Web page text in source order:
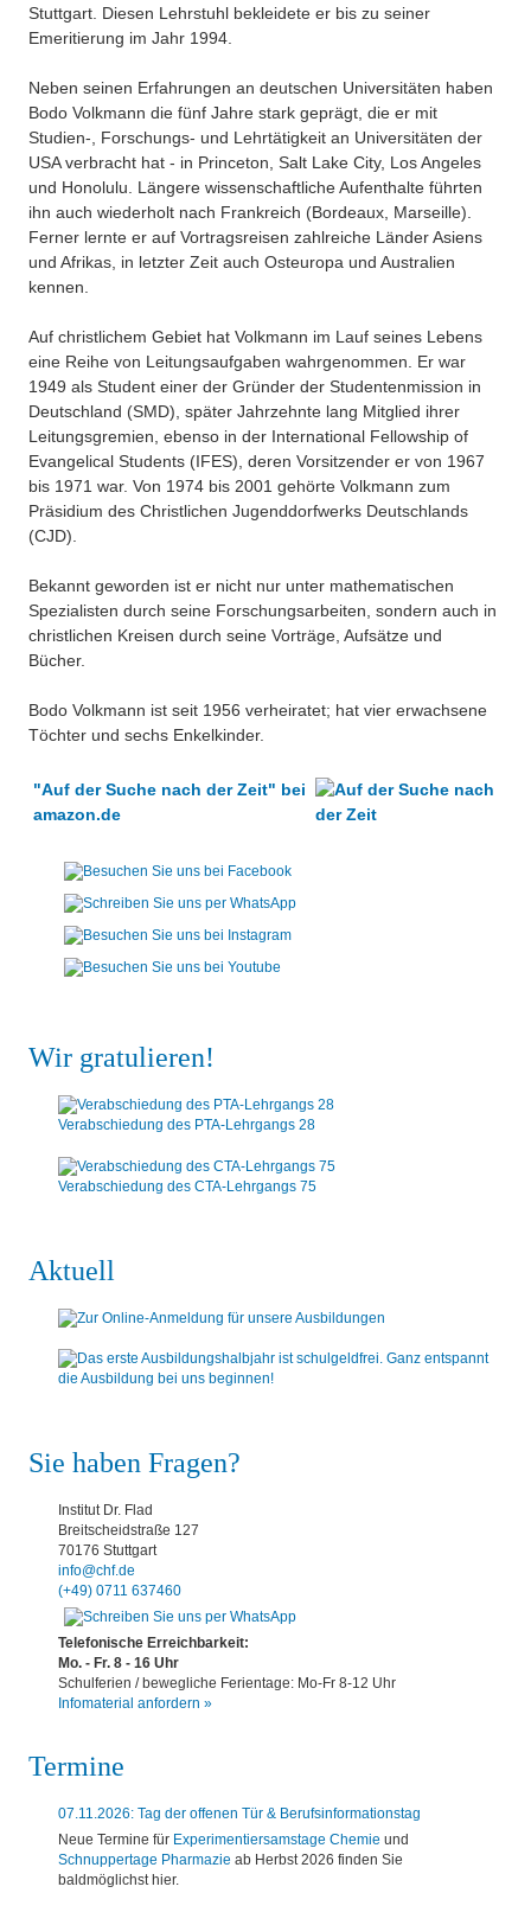
Stuttgart. Diesen Lehrstuhl bekleidete er bis zu seiner
Emeritierung im Jahr 1994.
Neben seinen Erfahrungen an deutschen Universitäten haben
Bodo Volkmann die fünf Jahre stark geprägt, die er mit
Studien-, Forschungs- und Lehrtätigkeit an Universitäten der
USA verbracht hat - in Princeton, Salt Lake City, Los Angeles
und Honolulu. Längere wissenschaftliche Aufenthalte führten
ihn auch wiederholt nach Frankreich (Bordeaux, Marseille).
Ferner lernte er auf Vortragsreisen zahlreiche Länder Asiens
und Afrikas, in letzter Zeit auch Osteuropa und Australien
kennen.
Auf christlichem Gebiet hat Volkmann im Lauf seines Lebens
eine Reihe von Leitungsaufgaben wahrgenommen. Er war
1949 als Student einer der Gründer der Studentenmission in
Deutschland (SMD), später Jahrzehnte lang Mitglied ihrer
Leitungsgremien, ebenso in der International Fellowship of
Evangelical Students (IFES), deren Vorsitzender er von 1967
bis 1971 war. Von 1974 bis 2001 gehörte Volkmann zum
Präsidium des Christlichen Jugenddorfwerks Deutschlands
(CJD).
Bekannt geworden ist er nicht nur unter mathematischen
Spezialisten durch seine Forschungsarbeiten, sondern auch in
christlichen Kreisen durch seine Vorträge, Aufsätze und
Bücher.
Bodo Volkmann ist seit 1956 verheiratet; hat vier erwachsene
Töchter und sechs Enkelkinder.
"Auf der Suche nach der Zeit" bei
amazon.de
Wir gratulieren!
Verabschiedung des PTA-Lehrgangs 28
Verabschiedung des CTA-Lehrgangs 75
Aktuell
Sie haben Fragen?
Institut Dr. Flad
Breitscheidstraße 127
70176 Stuttgart
info@chf.de
(+49) 0711 637460
Telefonische Erreichbarkeit:
Mo. - Fr. 8 - 16 Uhr
Schulferien / bewegliche Ferientage: Mo-Fr 8-12 Uhr
Infomaterial anfordern »
Termine
07.11.2026: Tag der offenen Tür & Berufsinformationstag
Neue Termine für Experimentiersamstage Chemie und
Schnuppertage Pharmazie ab Herbst 2026 finden Sie
baldmöglichst hier.